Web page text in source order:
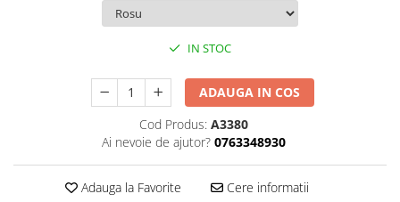
Echipament Antrenori
Tricouri / Maiouri
Bluze / Hanorace/Geci
Sepci / Caciuli
Echipament compresie
IN STOC
ADAUGA IN COS
Cod Produs: A3380
Ai nevoie de ajutor? 0763348930
Adauga la Favorite Cere informatii